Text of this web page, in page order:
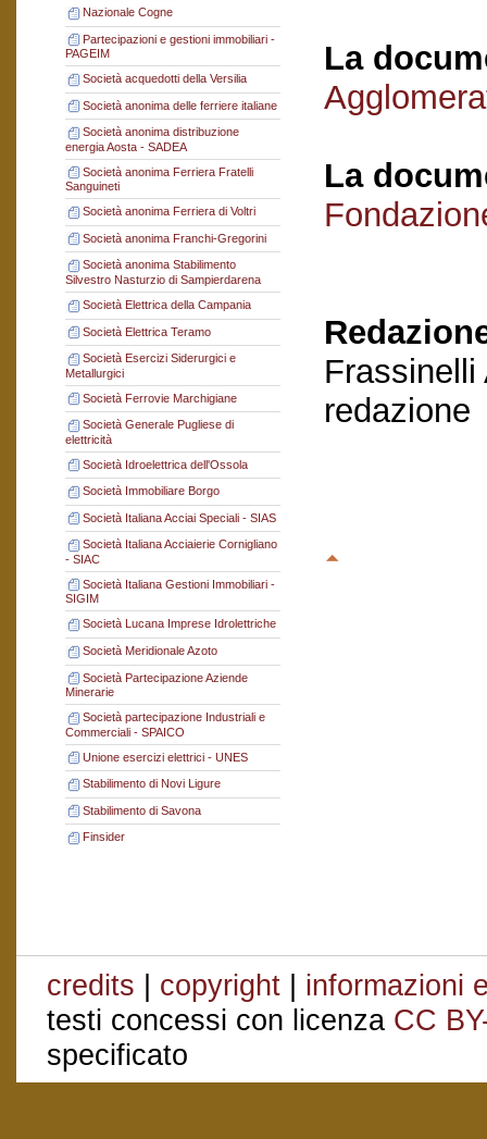
Nazionale Cogne
Partecipazioni e gestioni immobiliari -
PAGEIM
Società acquedotti della Versilia
Società anonima delle ferriere italiane
Società anonima distribuzione
energia Aosta - SADEA
Società anonima Ferriera Fratelli
Sanguineti
Società anonima Ferriera di Voltri
Società anonima Franchi-Gregorini
Società anonima Stabilimento
Silvestro Nasturzio di Sampierdarena
Società Elettrica della Campania
Società Elettrica Teramo
Società Esercizi Siderurgici e
Metallurgici
Società Ferrovie Marchigiane
Società Generale Pugliese di
elettricità
Società Idroelettrica dell'Ossola
Società Immobiliare Borgo
Società Italiana Acciai Speciali - SIAS
Società Italiana Acciaierie Cornigliano
- SIAC
Società Italiana Gestioni Immobiliari -
SIGIM
Società Lucana Imprese Idrolettriche
Società Meridionale Azoto
Società Partecipazione Aziende
Minerarie
Società partecipazione Industriali e
Commerciali - SPAICO
Unione esercizi elettrici - UNES
Stabilimento di Novi Ligure
Stabilimento di Savona
Finsider
La
La
Frassinelli
redazione
credits | copyright | informazioni
testi concessi con licenza CC
specificato